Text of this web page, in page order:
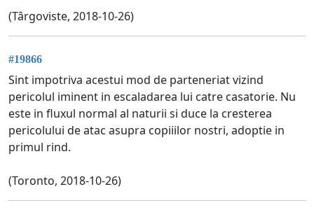
(Târgoviste, 2018-10-26)
#19866
Sint impotriva acestui mod de parteneriat vizind
pericolul iminent in escaladarea lui catre casatorie. Nu
este in fluxul normal al naturii si duce la cresterea
pericolului de atac asupra copiiilor nostri, adoptie in
primul rind.
(Toronto, 2018-10-26)